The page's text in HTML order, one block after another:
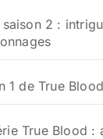
saison 2 :
1 de True Blood
True Blood :